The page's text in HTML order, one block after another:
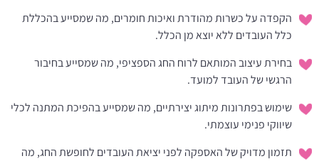
הקפדה על כשרות מהודרת ואיכות חומרים, מה שמסייע בהכללת
כלל העובדים ללא יוצא מן הכלל.
בחירת עיצוב המותאם לרוח החג הספציפי, מה שמסייע בחיבור
הרגשי של העובד למועד.
שימוש בפתרונות מיתוג יצירתיים, מה שמסייע בהפיכת המתנה לכלי
שיווקי פנימי עוצמתי.
תזמון מדויק של האספקה לפני יציאת העובדים לחופשת החג, מה